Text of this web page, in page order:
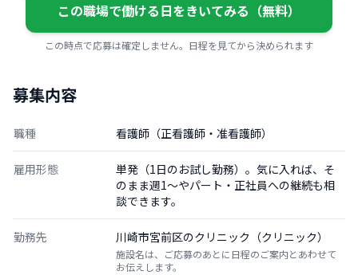
この職場で働ける日をきいてみる（無料）
この時点で応募は確定しません。日程を見てから決められます
募集内容
職種 看護師（正看護師・准看護師）
雇用形態
単発（1日のお試し勤務）。気に入れば、そ
のまま週1〜やパート・正社員への継続も相
談できます。
勤務先 川崎市宮前区のクリニック（クリニック）
施設名は、ご応募のあとに日程のご案内とあわせて
お伝えします。